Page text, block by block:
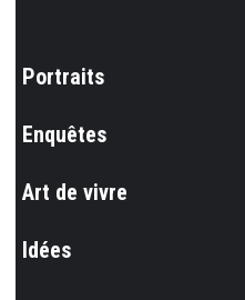
Portraits
Enquêtes
Art de vivre
Idées